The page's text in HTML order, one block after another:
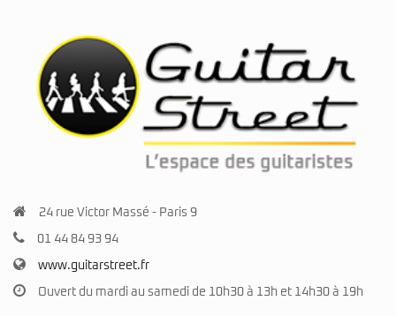
24 rue Victor Massé - Paris 9
01 44 84 93 94
www.guitarstreet.fr
Ouvert du mardi au samedi de 10h30 à 13h et 14h30 à 19h